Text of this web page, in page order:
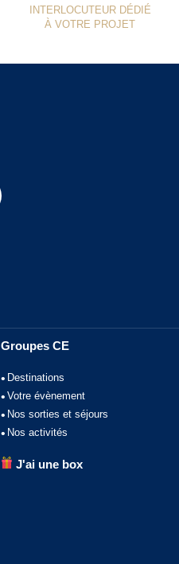
INTERLOCUTEUR DÉDIÉ
À VOTRE PROJET
Groupes CE
Destinations
Votre évènement
Nos sorties et séjours
Nos activités
J'ai une box